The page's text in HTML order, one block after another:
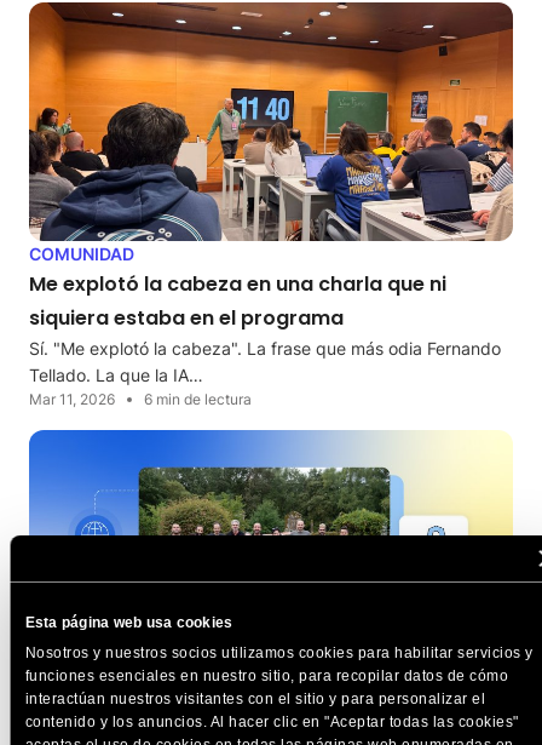
Esta página web usa cookies
Nosotros y nuestros socios utilizamos cookies para habilitar servicios y
funciones esenciales en nuestro sitio, para recopilar datos de cómo
interactúan nuestros visitantes con el sitio y para personalizar el
contenido y los anuncios. Al hacer clic en "Aceptar todas las cookies"
COMUNIDAD
Me explotó la cabeza en una charla que ni
siquiera estaba en el programa
Sí. "Me explotó la cabeza". La frase que más odia Fernando
Tellado. La que la IA…
Mar 11, 2026 6 min de lectura
COMUNIDAD
Rural Hackers: tecnología que cambia vidas en